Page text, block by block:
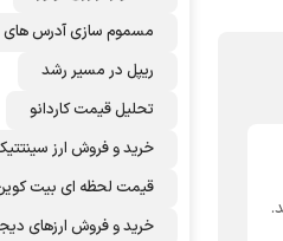
مسموم سازی آدرس های
ریپل در مسیر رشد
تحلیل قیمت کاردانو
خرید و فروش ارز
قیمت لحظه ای بیت
خرید و فروش ارزهای